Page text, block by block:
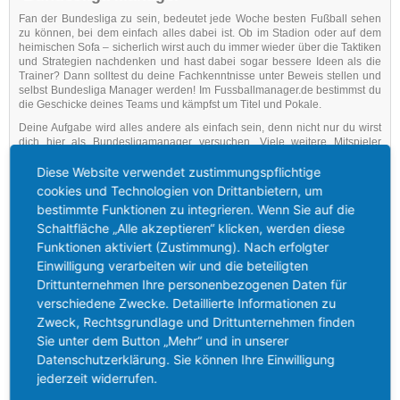
Fan der Bundesliga zu sein, bedeutet jede Woche besten Fußball sehen
zu können, bei dem einfach alles dabei ist. Ob im Stadion oder auf dem
heimischen Sofa – sicherlich wirst auch du immer wieder über die Taktiken
und Strategien nachdenken und hast dabei sogar bessere Ideen als die
Trainer? Dann solltest du deine Fachkenntnisse unter Beweis stellen und
selbst Bundesliga Manager werden! Im Fussballmanager.de bestimmst du
die Geschicke deines Teams und kämpfst um Titel und Pokale.
Deine Aufgabe wird alles andere als einfach sein, denn nicht nur du wirst
dich hier als Bundesligamanager versuchen. Viele weitere Mitspieler
ihrerseits auf Erfolgskurs gehen wollen. Die Tabellenführung wird dir
sicherlich nicht geschenkt, da kannst du zeigen, aus welchem Holz du
geschnitzt bist. Natürlich kannst du ebenso aber auch mit den anderen
Managern in Kontakt treten.
Wichtig ist, dass du hier längst nicht nur Trainer, sondern vor allem auch
Manager sein wirst. Es geht nicht nur um Strategien auf dem Platz,
sondern auch um alles drum herum. Die Einnahmen deines Stadions, das
Bestimmen der Gehälter und natürlich auch Transfers. Sport und Wirtschaft
gehen Hand in Hand. Nur wenn du eine gute finanzielle Bilanz aufbauen
kannst, ist auch der sportliche Erfolg möglich und umgekehrt.
Du bestimmst alles in deinem Verein, der wirklich dein Verein ist. Du
erstellst dir das Team und bist an allen Entscheidungen dazu beteiligt. Du
bekommst es also nicht mit irgendeinem Retortenverein zu tun, sondern
kannst voll und ganz der Bundesliga Manager einer individuellen
Mannschaft sein, die im Grunde voll und ganz nach deiner Pfeife tanzt.
Diese Website verwendet zustimmungspflichtige
cookies und Technologien von Drittanbietern, um
bestimmte Funktionen zu integrieren. Wenn Sie auf die
Schaltfläche „Alle akzeptieren“ klicken, werden diese
Funktionen aktiviert (Zustimmung). Nach erfolgter
Einwilligung verarbeiten wir und die beteiligten
Drittunternehmen Ihre personenbezogenen Daten für
verschiedene Zwecke. Detaillierte Informationen zu
Zweck, Rechtsgrundlage und Drittunternehmen finden
Sie unter dem Button „Mehr“ und in unserer
Datenschutzerklärung. Sie können Ihre Einwilligung
jederzeit widerrufen.